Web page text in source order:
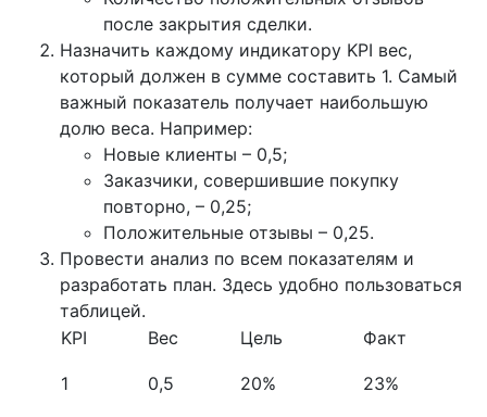
после закрытия сделки.
Назначить каждому индикатору KPI вес,
который должен в сумме составить 1. Самый
важный показатель получает наибольшую
долю веса. Например:
Новые клиенты – 0,5;
Заказчики, совершившие покупку
повторно, – 0,25;
Положительные отзывы – 0,25.
Провести анализ по всем показателям и
разработать план. Здесь удобно пользоваться
таблицей.
KPI
Вес Цель Факт
1 0,5 20% 23%